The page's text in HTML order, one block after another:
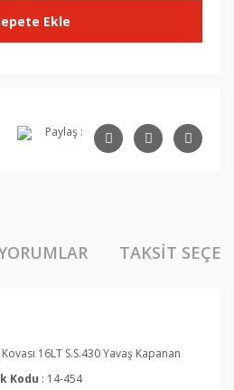
Ekle
Paylaş :
TAKSIT
16LT S.S.430 Yavaş Kapanan
Kodu : 14-454